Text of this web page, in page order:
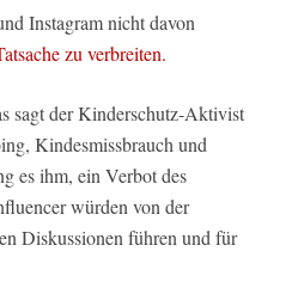
Instagram nicht davon
zu verbreiten.
sagt der Kinderschutz-Aktivist
Kindesmissbrauch und
es ihm, ein Verbot des
würden von der
Diskussionen führen und für